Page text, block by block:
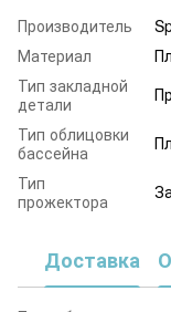
Производитель
Материал
Тип закладной
детали
Тип облицовки
бассейна
Тип
прожектора
Доставка